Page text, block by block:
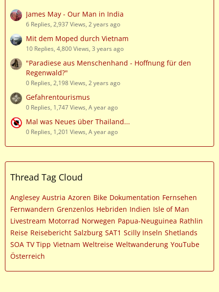
James May - Our Man in India
6 Replies, 2,937 Views, 2 years ago
Mit dem Moped durch Vietnam
10 Replies, 4,800 Views, 3 years ago
"Paradiese aus Menschenhand - Hoffnung für den
Regenwald?"
0 Replies, 2,198 Views, 2 years ago
Gefahrentourismus
0 Replies, 1,747 Views, A year ago
Mal was Neues über Thailand...
0 Replies, 1,201 Views, A year ago
Thread Tag Cloud
Anglesey Austria Azoren Bike Dokumentation Fernsehen
Fernwandern Grenzenlos Hebriden Indien Isle of Man
Livestream Motorrad Norwegen Papua-Neuguinea Rathlin
Reise Reisebericht Salzburg SAT1 Scilly Inseln Shetlands
SOA TV Tipp Vietnam Weltreise Weltwanderung YouTube
Österreich